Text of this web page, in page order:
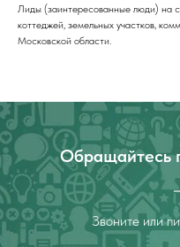
Лиды (заинтересованные люди) на
коттеджей, земельных участков,
Московской области.
Обращайтесь
Звоните или